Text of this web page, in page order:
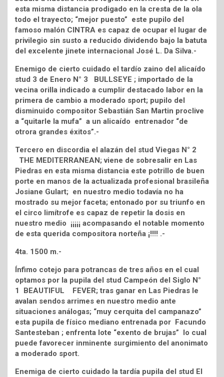
esta misma distancia prodigado en la cresta de la ola
todo el trayecto; “mejor puesto” este pupilo del
famoso malón CINTRA es capaz de ocupar el lugar de
privilegio sin susto a reducido dividendo bajo la batuta
del excelente jinete internacional José L. Da Silva.-
Enemigo de cierto cuidado el tardío zaino del alicaído
stud 3 de Enero N° 3 BULLSEYE ; importado de la
vecina orilla indicado a cumplir destacado labor en la
primera de cambio a moderado sport; pupilo del
disminuido compositor Sebastián San Martin proclive
a “quitarle la mufa” a un alicaído entrenador “de
otrora grandes éxitos”.-
Tercero en discordia el alazán del stud Viegas N° 2
THE MEDITERRANEAN; viene de sobresalir en Las
Piedras en esta misma distancia este potrillo de buen
porte en manos de la actualizada profesional brasileña
Josiane Gulart; en nuestro medio todavía no ha
mostrado su mejor faceta; entonado por su triunfo en
el circo limítrofe es capaz de repetir la dosis en
nuestro medio ¡¡¡¡¡ acompasando el notable momento
de esta querida compositora norteña ¡!!!! .-
4ta. 1500 m.-
Ínfimo cotejo para potrancas de tres años en el cual
optamos por la pupila del stud Campeón del Siglo N°
1 BEAUTIFUL FEVER; tras ganar en Las Piedras le
avalan sendos arrimes en nuestro medio ante
situaciones análogas; “muy cerquita del campanazo”
esta pupila de físico mediano entrenada por Facundo
Santesteban ; enfrenta lote “exento de brujas” lo cual
puede favorecer inminente surgimiento del anonimato
a moderado sport.
Enemiga de cierto cuidado la tardía pupila del stud El